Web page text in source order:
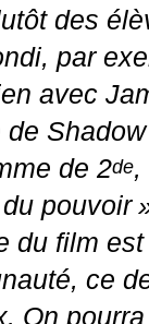
des
par
avec
de
de 2de,
pouvoir
du film est
ce
On